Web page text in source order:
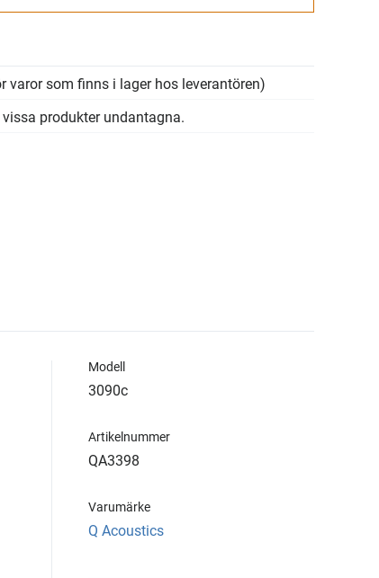
varor som finns i lager hos leverantören)
produkter undantagna.
Modell
3090c
Artikelnummer
QA3398
Varumärke
Q Acoustics